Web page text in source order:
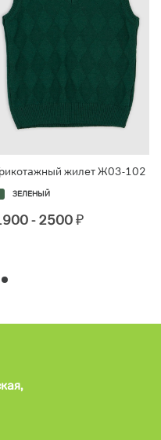
жилет Ж03-102
ЗЕЛЕНЫЙ
- 2500₽